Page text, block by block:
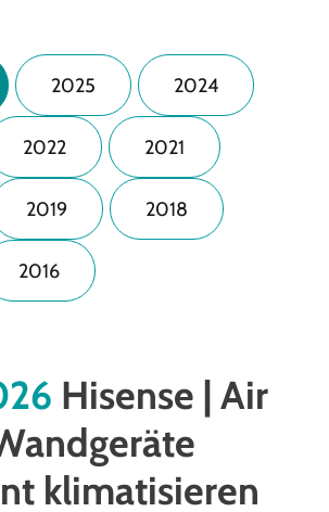
2025 2024
2022 2021
2019 2018
2016
Hisense | Air
klimatisieren